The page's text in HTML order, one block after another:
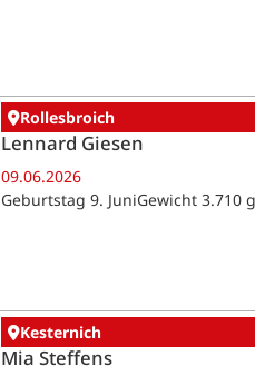
Rollesbroich
Lennard Giesen
09.06.2026
Geburtstag 9. JuniGewicht 3.710
Kesternich
Mia Steffens